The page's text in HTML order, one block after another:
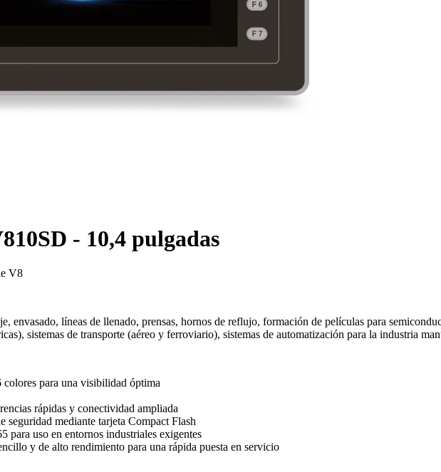
- 10,4 pulgadas
V8
envasado, líneas de llenado, prensas, hornos de reflujo, formación de películas para
sistemas de transporte (aéreo y ferroviario), sistemas de automatización para la industria
para una visibilidad óptima
rápidas y conectividad ampliada
seguridad mediante tarjeta Compact Flash
para uso en entornos industriales exigentes
y de alto rendimiento para una rápida puesta en servicio